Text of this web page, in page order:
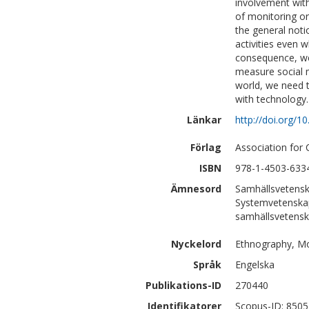
of monitoring
the general
activities even
consequence,
measure social
world, we need
with technology.
Länkar
http://doi.org/
Förlag
Association for
ISBN
978-1-4503-
Ämnesord
Nyckelord
Ethnography,
Språk
Engelska
Publikations-ID
270440
Identifikatorer
Scopus-ID: